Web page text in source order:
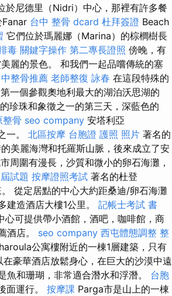
於尼德里（Nidri）中心，那裡有許多餐
台中 整骨 dcard 杜拜簽證 Beach
它們位於瑪麗娜（Marina）的棕櫚樹長
毒 關鍵字操作 第二專長證照 傍晚，有
麗的景色。 和我們一起品嚐傳統的塞
整骨推薦 老師整復 詠春 在這段特殊的
一個參觀奧地利最大的湖泊沃思湖的
珍珠和象徵之一的第三天，深藍色的
整骨 seo company 安塔利亞
一。 北區按摩 台胞證 護照 照片 著名的
美麗海灣和托羅斯山脈，後來成立了安
周圍有漫長，沙質和微小的卵石海灘，
試題 按摩證照考試 著名的杜登
從定居點的中心大約距桑迪/卵石海灘
建造酒店大樓1公里。 記帳士考試 書
心可提供帶小酒館，酒吧，咖啡館，商
酒店。 seo company 西屯體態調整 整
公寓樓附近的一棟1層建築，只有
豪華酒店放鬆身心，在巨大的沙漠中遠
魚和珊瑚，非常適合潛水和浮潛。 台胞
面運行。 按摩課 Parga市是山上的一棟